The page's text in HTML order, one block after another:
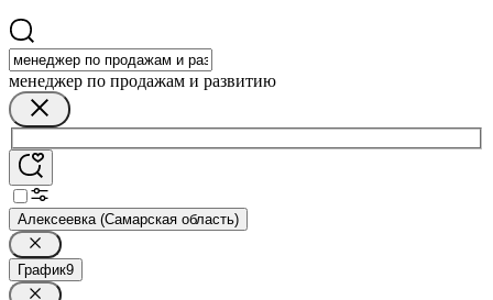
менеджер по продажам и развитию
Алексеевка (Самарская область)
График9